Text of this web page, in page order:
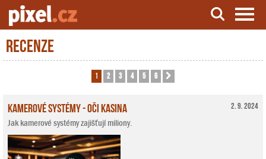
Server o natáčení a zpracování videa
Recenze
1 2 3 4 5 6
2. 9. 2024
Kamerové systémy - oči kasina
Jak kamerové systémy zajišťují miliony.